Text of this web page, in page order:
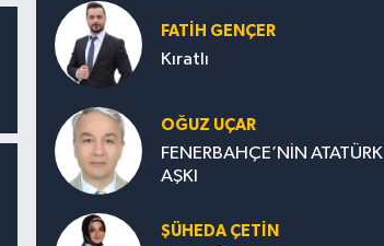
FATIH GENÇER
Kıratlı
OĞUZ UÇAR
FENERBAHÇE’NİN ATATÜRK
AŞKI
ŞÜHEDA ÇETİN